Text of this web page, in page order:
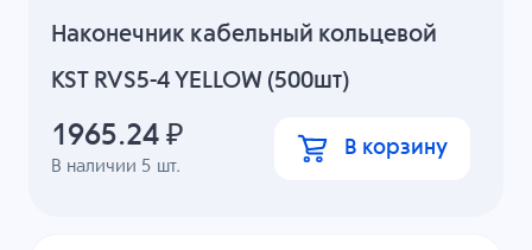
Наконечник кабельный кольцевой
KST RVS5-4 YELLOW (500шт)
В наличии 5 шт.
1965.24 ₽ В корзину